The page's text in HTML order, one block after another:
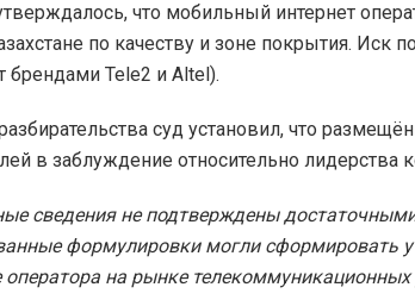
что мобильный интернет
по качеству и зоне покрытия. Иск
брендами Tele2 и Altel).
суд установил, что
в заблуждение относительно
сведения не подтверждены
формулировки могли сформировать у
оператора на рынке телекоммуникационных